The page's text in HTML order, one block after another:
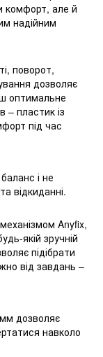
комфорт, але й
надійним
поворот,
дозволяє
оптимальне
– пластик із
під час
і не
відкиданні.
Anyfix,
якій зручній
підібрати
від завдань –
дозволяє
навколо